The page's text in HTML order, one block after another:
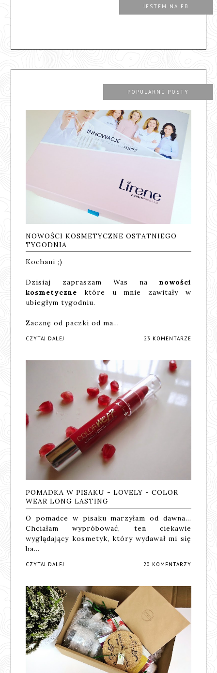
JESTEM NA FB
POPULARNE POSTY
NOWOŚCI KOSMETYCZNE OSTATNIEGO
TYGODNIA
Kochani ;)
Dzisiaj zapraszam Was na nowości
kosmetycznektóre u mnie zawitały w
ubiegłym tygodniu.
Zacznę od paczki od ma…
CZYTAJ DALEJ 23 KOMENTARZE
POMADKA W PISAKU - LOVELY - COLOR
WEAR LONG LASTING
O pomadce w pisaku marzyłam od dawna...
Chciałam wypróbować, ten ciekawie
wyglądający kosmetyk, który wydawał mi się
ba…
CZYTAJ DALEJ 20 KOMENTARZY